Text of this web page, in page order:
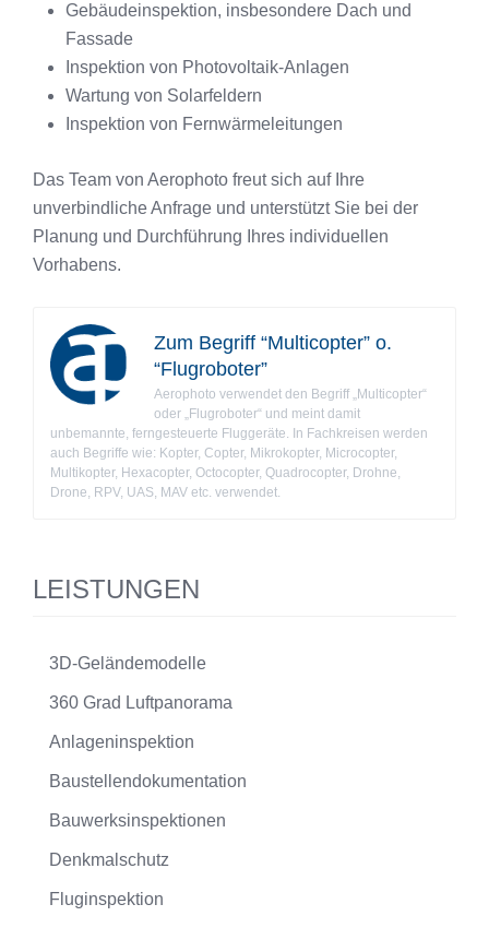
Gebäudeinspektion, insbesondere Dach und
Fassade
Inspektion von Photovoltaik-Anlagen
Wartung von Solarfeldern
Inspektion von Fernwärmeleitungen
Das Team von Aerophoto freut sich auf Ihre
unverbindliche Anfrage und unterstützt Sie bei der
Planung und Durchführung Ihres individuellen
Vorhabens.
Zum Begriff “Multicopter” o.
“Flugroboter”
Aerophoto verwendet den Begriff „Multicopter“
oder „Flugroboter“ und meint damit
unbemannte, ferngesteuerte Fluggeräte. In Fachkreisen werden
auch Begriffe wie: Kopter, Copter, Mikrokopter, Microcopter,
Multikopter, Hexacopter, Octocopter, Quadrocopter, Drohne,
Drone, RPV, UAS, MAV etc. verwendet.
LEISTUNGEN
3D-Geländemodelle
360 Grad Luftpanorama
Anlageninspektion
Baustellendokumentation
Bauwerksinspektionen
Denkmalschutz
Fluginspektion